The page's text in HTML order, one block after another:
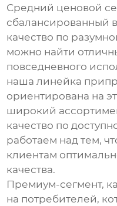
Средний ценовой
сбалансированный
качество по
можно найти
повседневного
наша линейка
ориентирована на
широкий
качество по
работаем над тем,
клиентам
качества.
Премиум-сегмент,
на потребителей,